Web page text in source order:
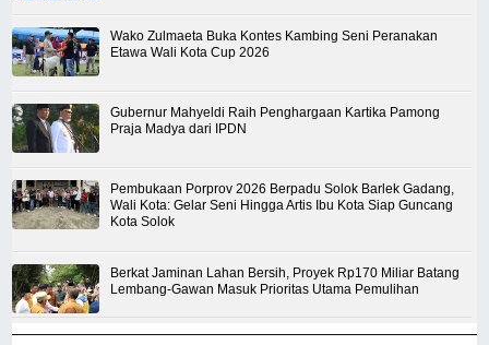
Wako Zulmaeta Buka Kontes Kambing Seni Peranakan
Etawa Wali Kota Cup 2026
Gubernur Mahyeldi Raih Penghargaan Kartika Pamong
Praja Madya dari IPDN
Pembukaan Porprov 2026 Berpadu Solok Barlek Gadang,
Wali Kota: Gelar Seni Hingga Artis Ibu Kota Siap Guncang
Kota Solok
Berkat Jaminan Lahan Bersih, Proyek Rp170 Miliar Batang
Lembang-Gawan Masuk Prioritas Utama Pemulihan